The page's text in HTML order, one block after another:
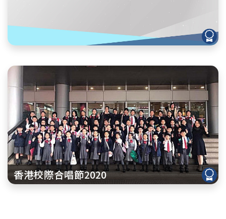
香港校際合唱節2020